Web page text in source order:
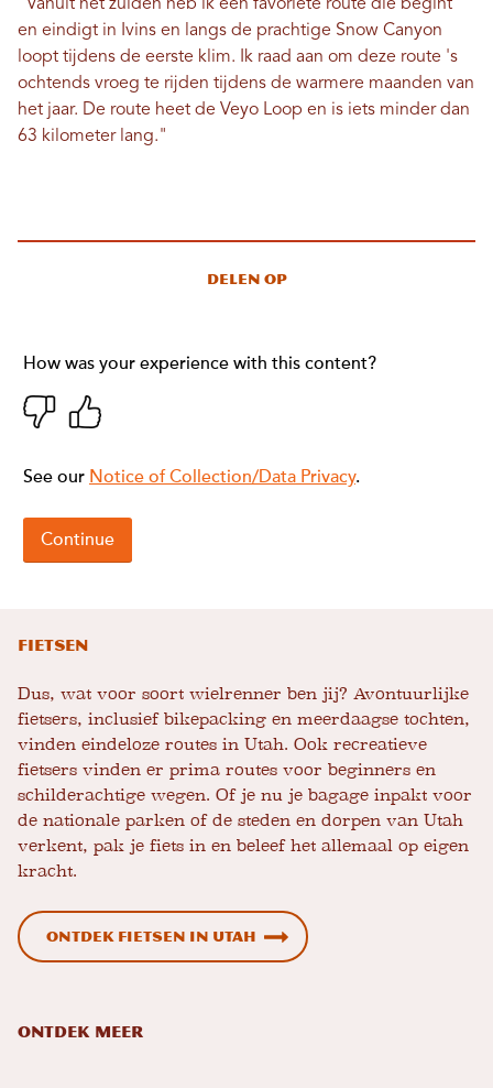
"Vanuit het zuiden heb ik een favoriete route die begint
en eindigt in Ivins en langs de prachtige Snow Canyon
loopt tijdens de eerste klim. Ik raad aan om deze route 's
ochtends vroeg te rijden tijdens de warmere maanden van
het jaar. De route heet de Veyo Loop en is iets minder dan
63 kilometer lang."
Delen op
Fietsen
Dus, wat voor soort wielrenner ben jij? Avontuurlijke
fietsers, inclusief bikepacking en meerdaagse tochten,
vinden eindeloze routes in Utah. Ook recreatieve
fietsers vinden er prima routes voor beginners en
schilderachtige wegen. Of je nu je bagage inpakt voor
de nationale parken of de steden en dorpen van Utah
verkent, pak je fiets in en beleef het allemaal op eigen
kracht.
Ontdek fietsen in Utah
ONTDEK MEER